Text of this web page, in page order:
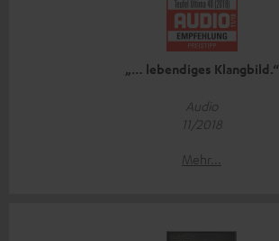
„… lebendiges Klangbild.“
Audio
11/2018
Mehr...